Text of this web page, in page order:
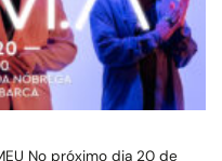
No próximo dia 20 de